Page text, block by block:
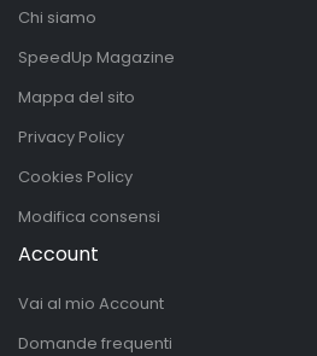
Chi siamo
SpeedUp Magazine
Mappa del sito
Privacy Policy
Cookies Policy
Modifica consensi
Account
Vai al mio Account
Domande frequenti